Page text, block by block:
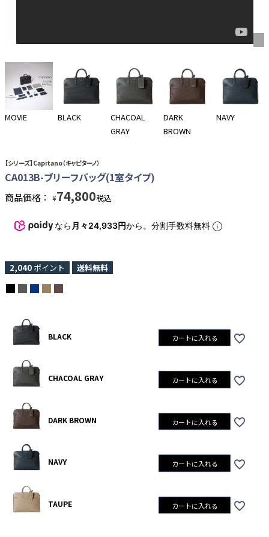
MOVIE BLACK
CHACOAL
GRAY
DARK
BROWN
NAVY
【シリーズ】Capitano（キャピターノ）
CA013B-ブリーフバッグ(1室タイプ)
商品価格： ¥74,800税込
なら 月々24,933円から。分割手数料無料
2,040 ポイント 送料無料
BLACK カートに入れる
CHACOAL GRAY カートに入れる
DARK BROWN カートに入れる
NAVY カートに入れる
TAUPE カートに入れる